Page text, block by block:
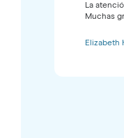
La
Muchas
Elizabeth